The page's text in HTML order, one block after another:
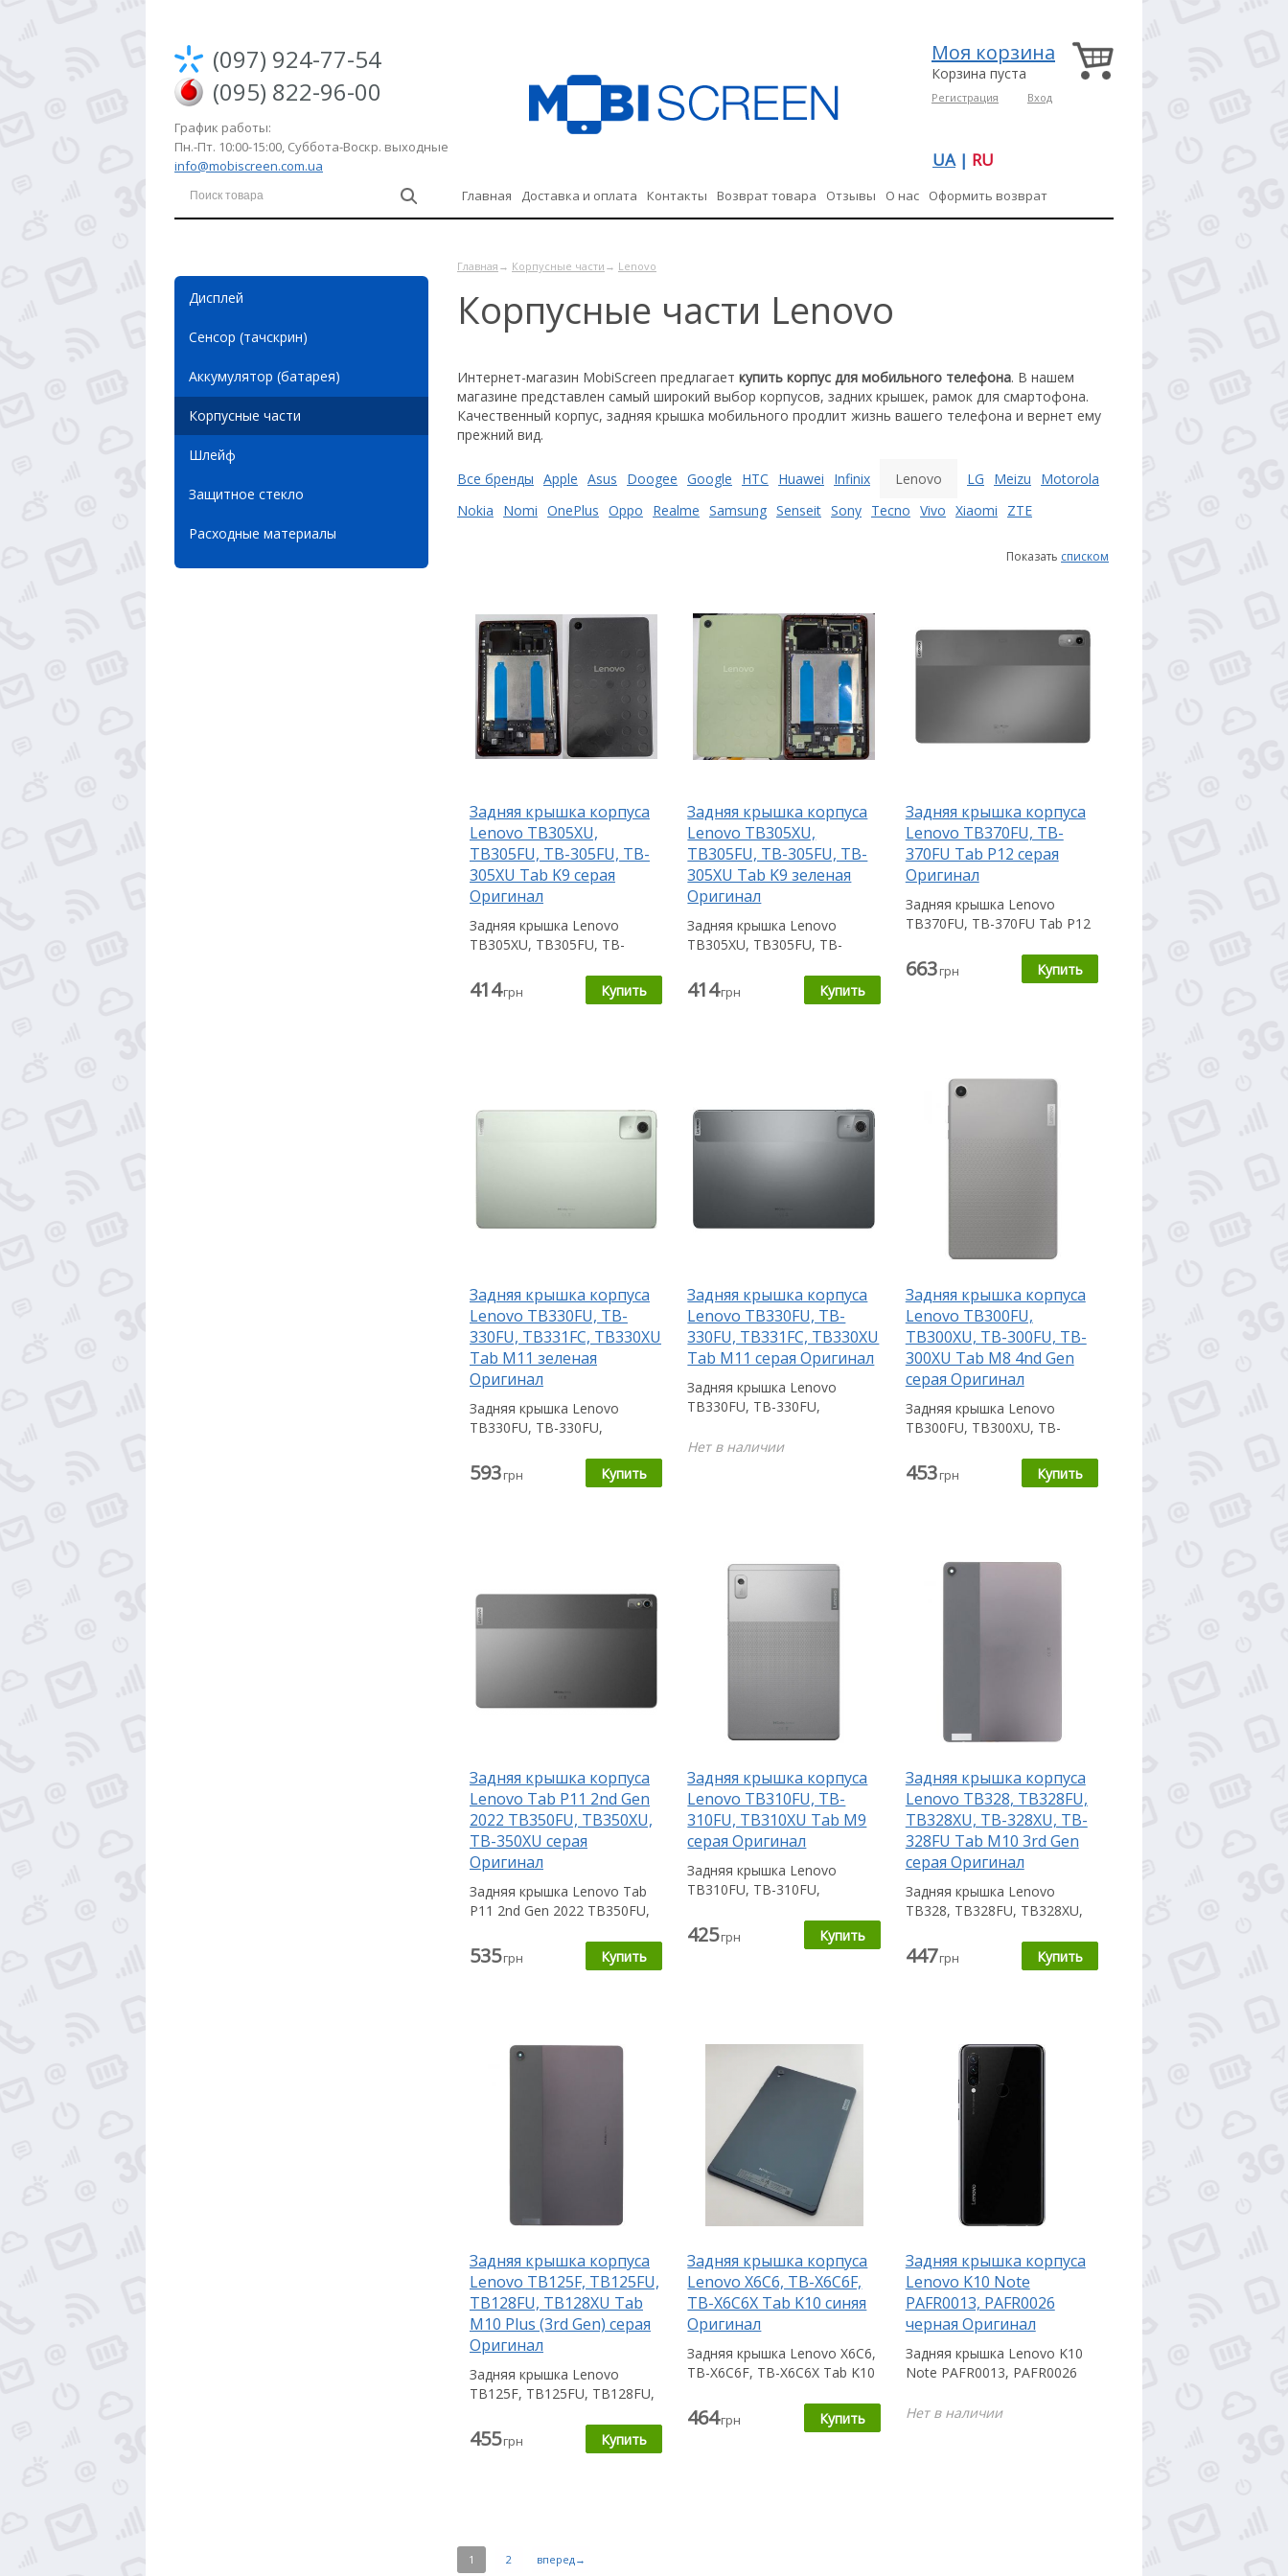
Моя корзина
Корзина пуста
Регистрация Вход
(097) 924-77-54
(095) 822-96-00
График работы:
Пн.-Пт. 10:00-15:00, Суббота-Воскр. выходные
info@mobiscreen.com.ua
UA | RU
Главная Доставка и оплата Контакты Возврат товара Отзывы О нас Оформить возврат
Главная → Корпусные части → Lenovo
Корпусные части Lenovo
Интернет-магазин MobiScreen предлагает купить корпус для мобильного телефона. В нашем
магазине представлен самый широкий выбор корпусов, задних крышек, рамок для смартофона.
Качественный корпус, задняя крышка мобильного продлит жизнь вашего телефона и вернет ему
прежний вид.
Все бренды Apple Asus Doogee Google HTC Huawei Infinix Lenovo LG Meizu
Motorola
Nokia
Nomi OnePlus Oppo Realme Samsung Senseit Sony Tecno Vivo Xiaomi ZTE
Показать списком
Задняя крышка корпуса
Lenovo TB305XU,
TB305FU, TB-305FU, TB-
305XU Tab K9 серая
Оригинал
Задняя крышка Lenovo
TB305XU, TB305FU, TB-
пригодится Вам в...
414грн
Задняя крышка корпуса
Lenovo TB305XU,
TB305FU, TB-305FU, TB-
305XU Tab K9 зеленая
Оригинал
Задняя крышка Lenovo
TB305XU, TB305FU, TB-
пригодится Вам в...
414грн
Задняя крышка корпуса
Lenovo TB370FU, TB-
370FU Tab P12 серая
Оригинал
Задняя крышка Lenovo
TB370FU, TB-370FU Tab P12
если...
663грн
Задняя крышка корпуса
Lenovo TB330FU, TB-
330FU, TB331FC, TB330XU
Tab M11 зеленая
Оригинал
Задняя крышка Lenovo
TB330FU, TB-330FU,
пригодится Вам в...
593грн
Задняя крышка корпуса
Lenovo TB330FU, TB-
330FU, TB331FC, TB330XU
Tab M11 серая Оригинал
Задняя крышка Lenovo
TB330FU, TB-330FU,
пригодится Вам в...
Нет в наличии
Задняя крышка корпуса
Lenovo TB300FU,
TB300XU, TB-300FU, TB-
300XU Tab M8 4nd Gen
серая Оригинал
Задняя крышка Lenovo
TB300FU, TB300XU, TB-
Gen пригодится...
453грн
Задняя крышка корпуса
Lenovo Tab P11 2nd Gen
2022 TB350FU, TB350XU,
TB-350XU серая
Оригинал
Задняя крышка Lenovo Tab
P11 2nd Gen 2022 TB350FU,
пригодится Вам...
535грн
Задняя крышка корпуса
Lenovo TB310FU, TB-
310FU, TB310XU Tab M9
серая Оригинал
Задняя крышка Lenovo
TB310FU, TB-310FU,
Вам в случае,...
425грн
Задняя крышка корпуса
Lenovo TB328, TB328FU,
TB328XU, TB-328XU, TB-
328FU Tab M10 3rd Gen
серая Оригинал
Задняя крышка Lenovo
TB328, TB328FU, TB328XU,
M10 3rd Gen...
447грн
Задняя крышка корпуса
Lenovo TB125F, TB125FU,
TB128FU, TB128XU Tab
M10 Plus (3rd Gen) серая
Оригинал
Задняя крышка Lenovo
TB125F, TB125FU, TB128FU,
Gen)...
455грн
Задняя крышка корпуса
Lenovo X6C6, TB-X6C6F,
TB-X6C6X Tab K10 синяя
Оригинал
Задняя крышка Lenovo X6C6,
TB-X6C6F, TB-X6C6X Tab K10
если...
464грн
Задняя крышка корпуса
Lenovo K10 Note
PAFR0013, PAFR0026
черная Оригинал
Задняя крышка Lenovo K10
Note PAFR0013, PAFR0026
если...
Нет в наличии
1 2 вперед→
Дисплей
Сенсор (тачскрин)
Аккумулятор (батарея)
Корпусные части
Шлейф
Защитное стекло
Расходные материалы